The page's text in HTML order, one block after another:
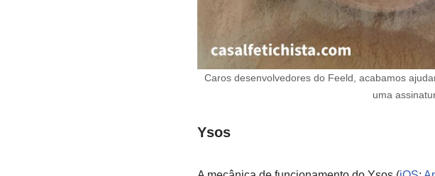
Caros desenvolvedores do Feeld, acabamos
uma
Ysos